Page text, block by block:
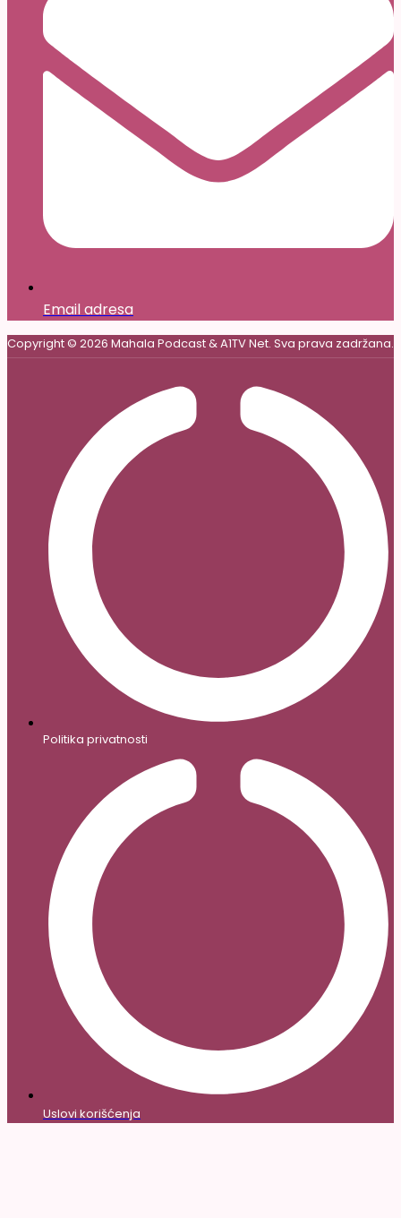
Email adresa
Copyright © 2026 Mahala Podcast & A1TV Net. Sva prava zadržana.
Politika privatnosti
Uslovi korišćenja